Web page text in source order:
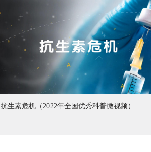
抗生素危机（2022年全国优秀科普微视频）